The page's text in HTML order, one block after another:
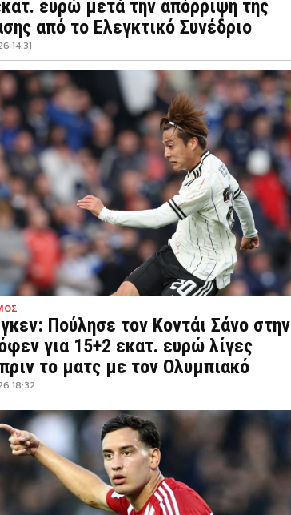
ευρώ μετά την απόρριψη της
από το Ελεγκτικό Συνέδριο
14:31
Πούλησε τον Κοντάι Σάνο στην
για 15+2 εκατ. ευρώ λίγες
το ματς με τον Ολυμπιακό
18:32